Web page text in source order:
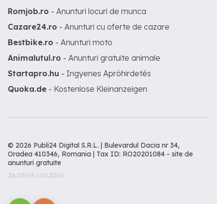
Romjob.ro - Anunturi locuri de munca
Cazare24.ro - Anunturi cu oferte de cazare
Bestbike.ro - Anunturi moto
Animalutul.ro - Anunturi gratuite animale
Startapro.hu - Ingyenes Apróhirdetés
Quoka.de - Kostenlose Kleinanzeigen
© 2026 Publi24 Digital S.R.L. | Bulevardul Dacia nr 34,
Oradea 410346, Romania | Tax ID: RO20201084 - site de
anunturi gratuite
26.08.06.c0c206c